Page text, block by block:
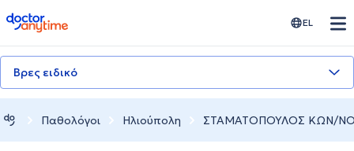
doctoranytime EL
Βρες ειδικό
Παθολόγοι Ηλιούπολη ΣΤΑΜΑΤΟΠΟΥΛΟΣ ΚΩΝ/